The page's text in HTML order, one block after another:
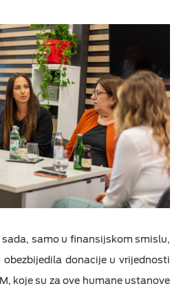
samo u finansijskom smislu,
obezbijedila donacije u vrijednosti
koje su za ove humane ustanove